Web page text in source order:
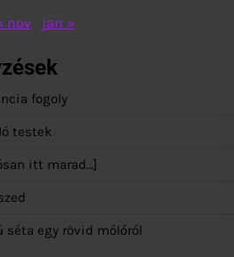
nov jan »
fogoly
testek
itt marad…]
séta egy rövid mólóról